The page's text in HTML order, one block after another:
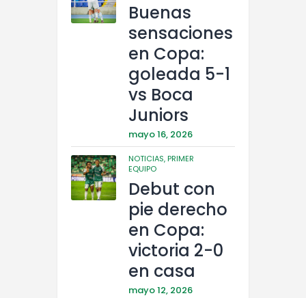
Buenas
sensaciones
en Copa:
goleada 5-1
vs Boca
Juniors
mayo 16, 2026
NOTICIAS,PRIMER
EQUIPO
Debut con
pie derecho
en Copa:
victoria 2-0
en casa
mayo 12, 2026